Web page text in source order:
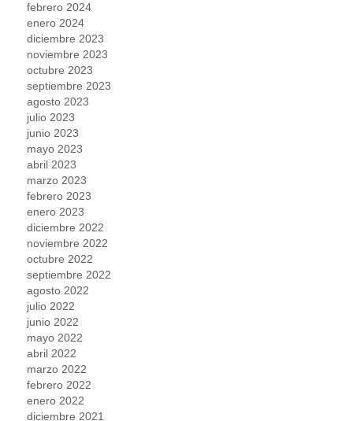
febrero 2024
enero 2024
diciembre 2023
noviembre 2023
octubre 2023
septiembre 2023
agosto 2023
julio 2023
junio 2023
mayo 2023
abril 2023
marzo 2023
febrero 2023
enero 2023
diciembre 2022
noviembre 2022
octubre 2022
septiembre 2022
agosto 2022
julio 2022
junio 2022
mayo 2022
abril 2022
marzo 2022
febrero 2022
enero 2022
diciembre 2021